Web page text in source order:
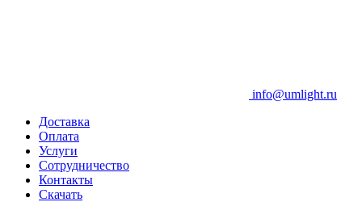
info@umlight.ru
Доставка
Оплата
Услуги
Сотрудничество
Контакты
Скачать